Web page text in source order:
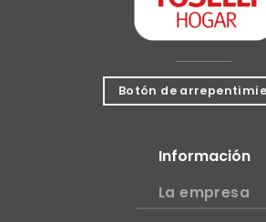
Botón de
Información
La empresa